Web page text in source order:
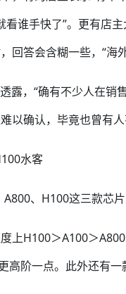
看谁手快了”。更有店
回答会含糊一些，“海
露，“确有不少人在销
以确认，毕竟也曾有
水客
A800、H100这三款芯
上H100＞A100＞
高阶一点。此外还有